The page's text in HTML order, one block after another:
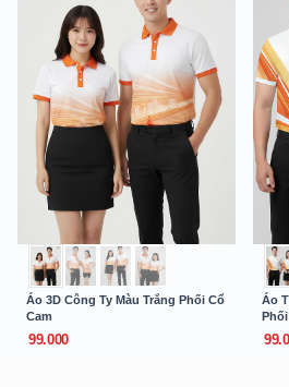
Áo 3D Công Ty Màu Trắng Phối Cổ
Cam
99.000
Áo
Phối